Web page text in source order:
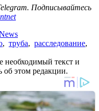
Подписывайтесь
, труба, расследование,
необходимый текст и
этом редакции.